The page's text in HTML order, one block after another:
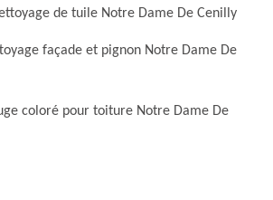
de tuile Notre Dame De Cenilly
façade et pignon Notre Dame De
coloré pour toiture Notre Dame De